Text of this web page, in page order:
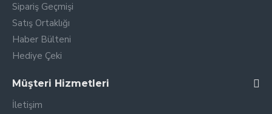
Sipariş Geçmişi
Satış Ortaklığı
Haber Bülteni
Hediye Çeki
Müşteri Hizmetleri
İletişim